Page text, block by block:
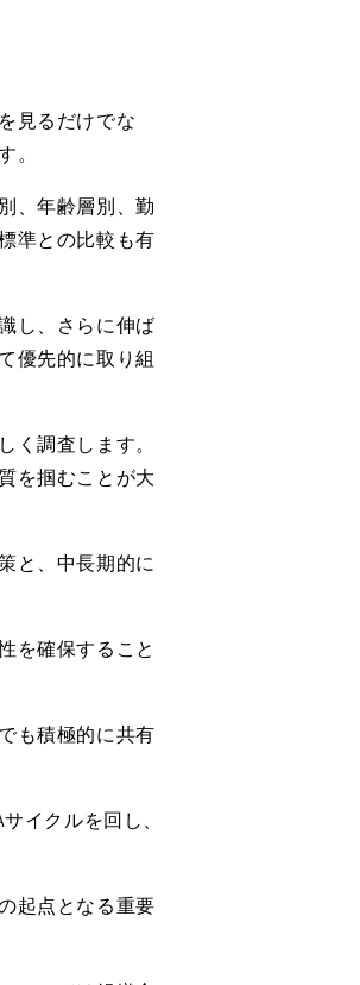
見るだけでな
。
、年齢層別、勤
準との比較も有
し、さらに伸ば
優先的に取り組
調査します。
を掴むことが大
と、中長期的に
を確保すること
も積極的に共有
サイクルを回し、
起点となる重要